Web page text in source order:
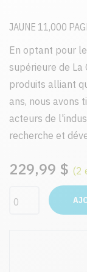
JAUNE 11,000
En optant pour
supérieure de La
produits alliant
ans, nous avons
acteurs de
recherche et
229,99 $ (2